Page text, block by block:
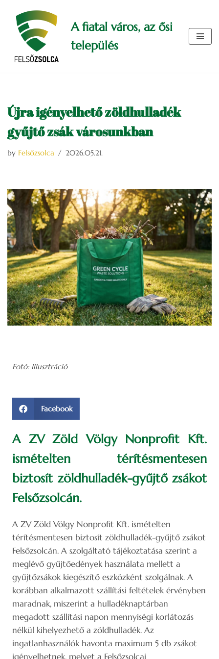
Skip
content
A fiatal város, az ősi
település
Újra igényelhető zöldhulladék
gyűjtő zsák városunkban
by Felsőzsolca 2026.05.21.
Fotó: Illusztráció
Facebook
A ZV Zöld Völgy Nonprofit Kft.
ismételten térítésmentesen
biztosít zöldhulladék-gyűjtő zsákot
Felsőzsolcán.
A ZV Zöld Völgy Nonprofit Kft. ismételten
térítésmentesen biztosít zöldhulladék-gyűjtő zsákot
Felsőzsolcán. A szolgáltató tájékoztatása szerint a
meglévő gyűjtőedények használata mellett a
gyűjtőzsákok kiegészítő eszközként szolgálnak. A
korábban alkalmazott szállítási feltételek érvényben
maradnak, miszerint a hulladéknaptárban
megadott szállítási napon mennyiségi korlátozás
nélkül kihelyezhető a zöldhulladék. Az
ingatlanhasználók havonta maximum 5 db zsákot
igényelhetnek, melyet a Felsőzsolcai